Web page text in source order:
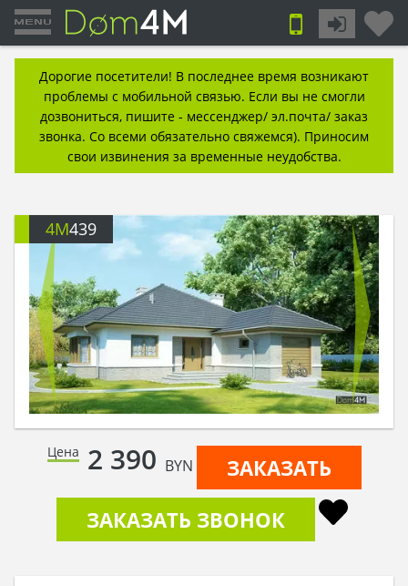
Дорогие посетители! В последнее время возникают
проблемы с мобильной связью. Если вы не смогли
дозвониться, пишите - мессенджер/ эл.почта/ заказ
звонка. Со всеми обязательно свяжемся). Приносим
свои извинения за временные неудобства.
4M439
Цена 2 390 BYN
ЗАКАЗАТЬ
ЗАКАЗАТЬ ЗВОНОК